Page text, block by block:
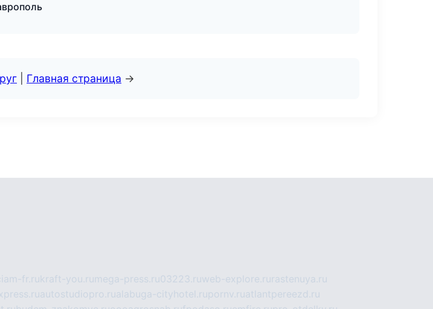
Главная страница →
fr.rukraft-you.ru mega-press.ru03223.ruweb-explore.ru rastenuya.ru
autostudiopro.rualabuga-cityhotel.rupornv.ruatlantpereezd.ru